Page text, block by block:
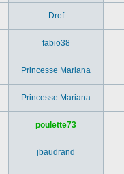
Dref
fabio38
Princesse Mariana
Princesse Mariana
poulette73
jbaudrand